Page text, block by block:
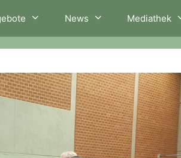
News Mediathek